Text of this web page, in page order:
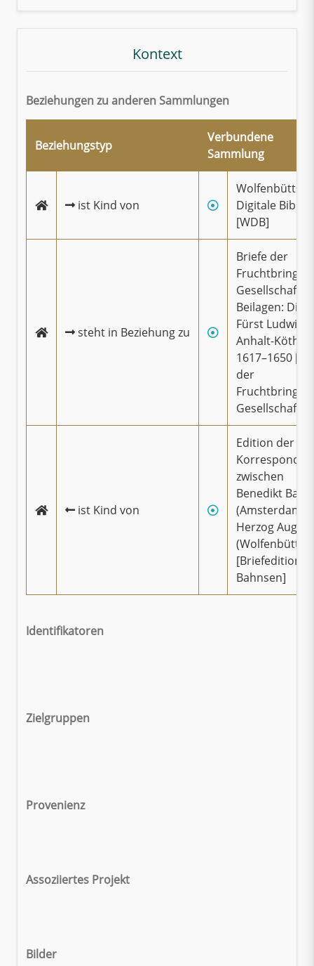
Kontext
Beziehungen zu anderen Sammlungen
Beziehungstyp
Verbundene
Sammlung
ist Kind von
Digitale
[WDB]
steht in Beziehung zu
Briefe der
Gesellschaft
Beilagen: Die
Fürst Ludwigs
Anhalt-Köthen
1617–1650
der
Gesellschaft ]
ist Kind von
Edition der
zwischen
Benedikt
(Amsterdam)
Herzog August
(Wolfenbüttel)
[Briefedition
Bahnsen]
Identifikatoren
Zielgruppen
Provenienz
Assoziiertes Projekt
Bilder